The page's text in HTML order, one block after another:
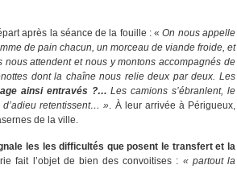
après la séance de la fouille : «On nous appelle
de pain chacun, un morceau de viande froide, et
nous attendent et nous y montons accompagnés de
dont la chaîne nous relie deux par deux. Les
ainsi entravés ?… Les camions s’ébranlent, le
retentissent… ». À leur arrivée à Périgueux,
de la ville.
les les difficultés que posent le transfert et la
fait l’objet de bien des convoitises : « partout la